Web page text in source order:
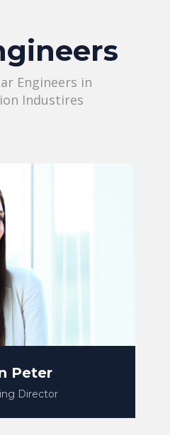
Engineers in
Industires
Peter
Director